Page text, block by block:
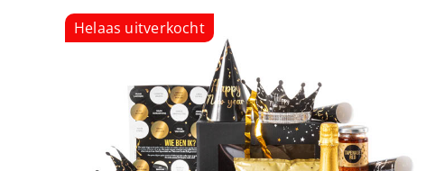
Helaas uitverkocht